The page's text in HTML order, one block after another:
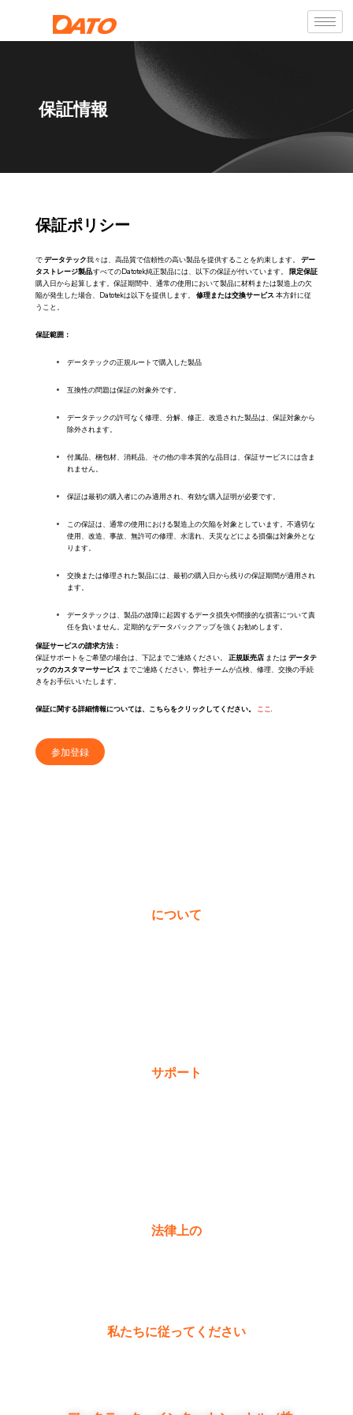
保証情報
保証ポリシー
でデータテック我々は、高品質で信頼性の高い製品を提供することを約束します。 デー
タストレージ製品.すべてのDatotek純正製品には、以下の保証が付いています。
限定保証
購入日から起算します。保証期間中、通常の使用において製品に材料または製造上の欠
陥が発生した場合、Datotekは以下を提供します。 修理または交換サービス本方針に従
うこと。
保証範囲：
データテックの正規ルートで購入した製品
互換性の問題は保証の対象外です。
データテックの許可なく修理、分解、修正、改造された製品は、保証対象から
除外されます。
付属品、梱包材、消耗品、その他の非本質的な品目は、保証サービスには含ま
れません。
保証は最初の購入者にのみ適用され、有効な購入証明が必要です。
この保証は、通常の使用における製造上の欠陥を対象としています。不適切な
使用、改造、事故、無許可の修理、水濡れ、天災などによる損傷は対象外とな
ります。
交換または修理された製品には、最初の購入日から残りの保証期間が適用され
ます。
データテックは、製品の故障に起因するデータ損失や間接的な損害について責
任を負いません。定期的なデータバックアップを強くお勧めします。
保証サービスの請求方法：
保証サポートをご希望の場合は、下記までご連絡ください。 正規販売店または データテ
ックのカスタマーサービスまでご連絡ください。弊社チームが点検、修理、交換の手続
きをお手伝いいたします。
保証に関する詳細情報については、こちらをクリックしてください。 ここ.
参加登録
について
サポート
法律上の
私たちに従ってください